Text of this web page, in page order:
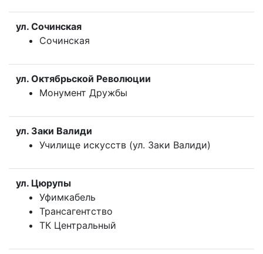
ул. Сочинская
Сочинская
ул. Октябрьской Революции
Монумент Дружбы
ул. Заки Валиди
Училище искусств (ул. Заки Валиди)
ул. Цюрупы
Уфимкабель
Трансагентство
ТК Центральный